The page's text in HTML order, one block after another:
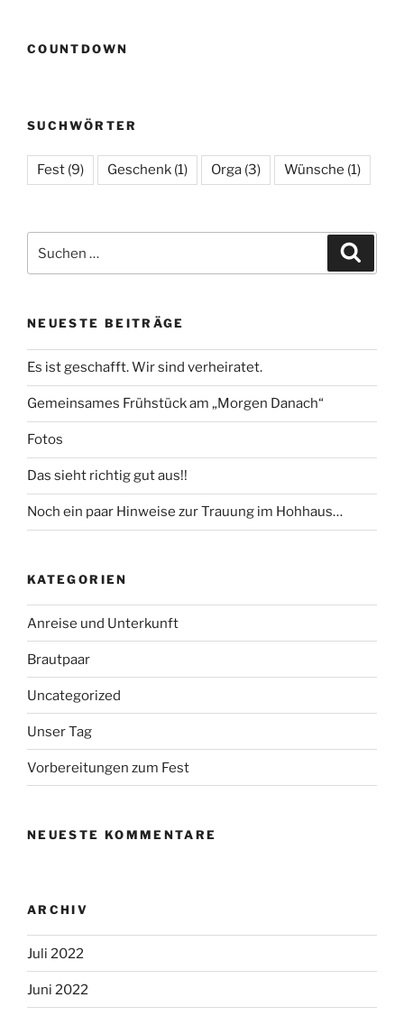
COUNTDOWN
SUCHWÖRTER
Fest (9) Geschenk (1) Orga (3) Wünsche (1)
nach:
NEUESTE BEITRÄGE
Es ist geschafft. Wir sind verheiratet.
Gemeinsames Frühstück am „Morgen Danach“
Fotos
Das sieht richtig gut aus!!
Noch ein paar Hinweise zur Trauung im Hohhaus…
KATEGORIEN
Anreise und Unterkunft
Brautpaar
Uncategorized
Unser Tag
Vorbereitungen zum Fest
NEUESTE KOMMENTARE
ARCHIV
Juli 2022
Juni 2022